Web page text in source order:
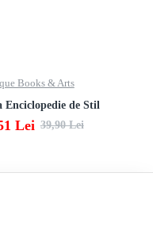
Books & Arts
Enciclopedie de Stil
Lei 39,90 Lei